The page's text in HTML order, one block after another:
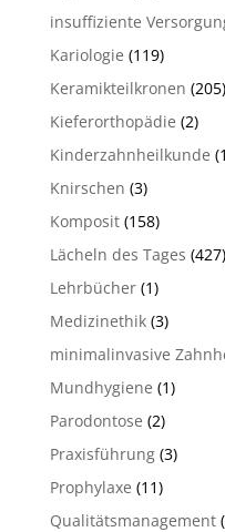
insuffiziente
Kariologie (119)
Keramikteilkronen (205)
Kieferorthopädie (2)
Kinderzahnheilkunde
Knirschen (3)
Komposit(158)
Lächeln des Tages (427)
Lehrbücher(1)
Medizinethik(3)
minimalinvasive
Mundhygiene (1)
Parodontose (2)
Praxisführung(3)
Prophylaxe (11)
Qualitätsmanagement